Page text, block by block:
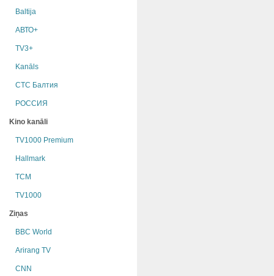
Baltija
АВТО+
TV3+
Kanāls
СТС Балтия
РОССИЯ
Kino kanāli
TV1000 Premium
Hallmark
TCM
TV1000
Ziņas
BBC World
Arirang TV
CNN